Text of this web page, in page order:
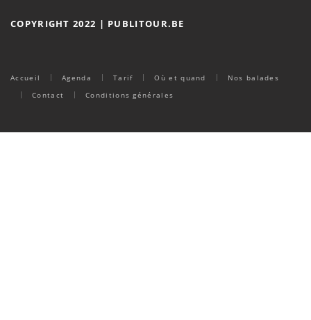
COPYRIGHT 2022 | PUBLITOUR.BE
Accueil Agenda Tarif Où et quand
Nos balades
Contact
Conditions générales